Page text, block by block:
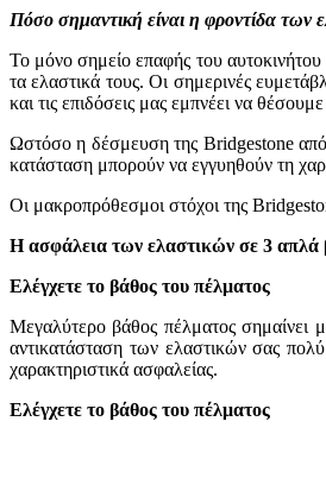
Πόσο σημαντική είναι η φροντίδα των
Το μόνο σημείο επαφής του
τα ελαστικά τους. Οι σημερινές
και τις επιδόσεις μας εμπνέει να
Ωστόσο η δέσμευση της Bridgestone από
κατάσταση μπορούν να εγγυηθούν τη
Οι μακροπρόθεσμοι στόχοι της
Η ασφάλεια των ελαστικών σε 3 απλά
Ελέγχετε το βάθος του πέλματος
Μεγαλύτερο βάθος πέλματος σημαίνει
αντικατάσταση των ελαστικών σας
χαρακτηριστικά ασφαλείας.
Ελέγχετε το βάθος του πέλματος